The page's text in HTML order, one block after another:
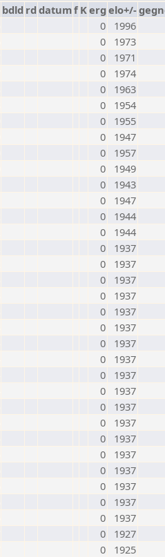
bdld rd datumf Kerg elo+/-
0
1996
0
1973
0
1971
0
1974
0
1963
0
1954
0
1955
0
1947
0
1957
0
1949
0
1943
0
1947
0
1944
0
1944
0
1937
0
1937
0
1937
0
1937
0
1937
0
1937
0
1937
0
1937
0
1937
0
1937
0
1937
0
1937
0
1937
0
1937
0
1937
0
1937
0
1937
0
1937
0
1927
0
1925